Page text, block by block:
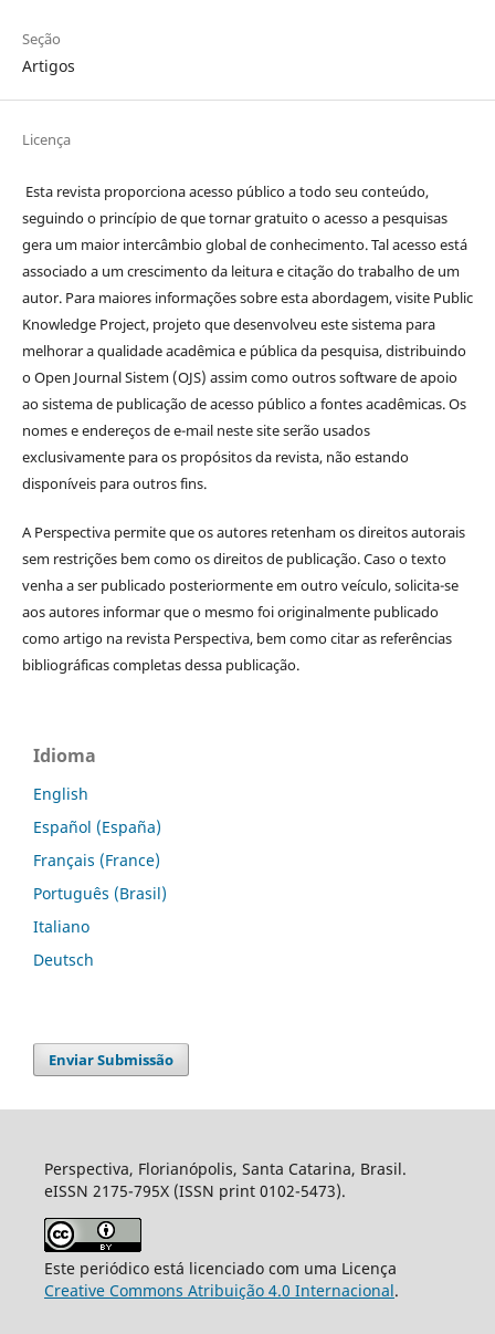
Seção
Artigos
Licença
Esta revista proporciona acesso público a todo seu conteúdo,
seguindo o princípio de que tornar gratuito o acesso a pesquisas
gera um maior intercâmbio global de conhecimento. Tal acesso está
associado a um crescimento da leitura e citação do trabalho de um
autor. Para maiores informações sobre esta abordagem, visite Public
Knowledge Project, projeto que desenvolveu este sistema para
melhorar a qualidade acadêmica e pública da pesquisa, distribuindo
o Open Journal Sistem (OJS) assim como outros software de apoio
ao sistema de publicação de acesso público a fontes acadêmicas. Os
nomes e endereços de e-mail neste site serão usados
exclusivamente para os propósitos da revista, não estando
disponíveis para outros fins.
A Perspectiva permite que os autores retenham os direitos autorais
sem restrições bem como os direitos de publicação. Caso o texto
venha a ser publicado posteriormente em outro veículo, solicita-se
aos autores informar que o mesmo foi originalmente publicado
como artigo na revista Perspectiva, bem como citar as referências
bibliográficas completas dessa publicação.
Idioma
English
Español (España)
Français (France)
Português (Brasil)
Italiano
Deutsch
Enviar Submissão
Perspectiva, Florianópolis, Santa Catarina, Brasil.
eISSN 2175-795X (ISSN print 0102-5473).
Este periódico está licenciado com uma Licença
Creative Commons Atribuição 4.0 Internacional.